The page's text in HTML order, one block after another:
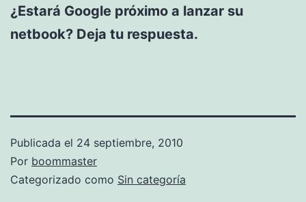
¿Estará Google próximo a lanzar su
netbook? Deja tu respuesta.
Publicada el 24 septiembre, 2010
Por boommaster
Categorizado como Sin categoría